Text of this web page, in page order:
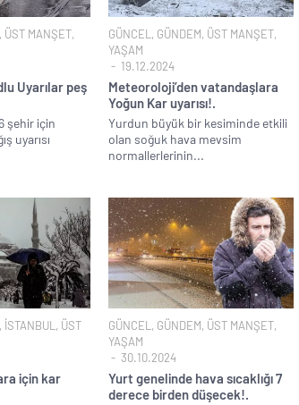
CHP’li Erdal Beşikçioğlu görevden uzaklaştırıldı!.
hazırlama telâşına düştü!.
açılıyor..
Türkiye sürecine destek açıklaması..
ekonomisini şaha kaldırdık!.
açıkladı..
Beşikçioğlu hakkında tutuklama talebi..
devamına karar verildi..
164,4 milyar dolara yükseldi..
, ÜST MANŞET,
Uyarılar peş
şehir için
uyarısı
GÜNCEL , GÜNDEM, ÜST MANŞET,
YAŞAM
19.12.2024
Meteoroloji’den vatandaşlara
Yoğun Kar uyarısı!.
Yurdun büyük bir kesiminde etkili
olan soğuk hava mevsim
normallerlerinin...
, İSTANBUL , ÜST
için kar
GÜNCEL , GÜNDEM, ÜST MANŞET,
YAŞAM
30.10.2024
Yurt genelinde hava sıcaklığı 7
derece birden düşecek!.